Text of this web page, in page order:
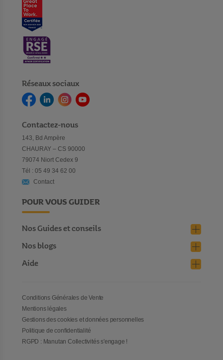
Réseaux sociaux
Contactez-nous
143, Bd Ampère
CHAURAY – CS 90000
79074 Niort Cedex 9
Tél : 05 49 34 62 00
Contact
POUR VOUS GUIDER
Nos Guides et conseils
Nos blogs
Aide
Conditions Générales de Vente
Mentions légales
Gestions des cookies et données personnelles
Politique de confidentialité
RGPD : Manutan Collectivités s'engage !